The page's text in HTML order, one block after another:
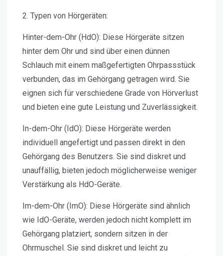
2. Typen von Hörgeräten:
Hinter-dem-Ohr (HdO): Diese Hörgeräte sitzen
hinter dem Ohr und sind über einen dünnen
Schlauch mit einem maßgefertigten Ohrpassstück
verbunden, das im Gehörgang getragen wird. Sie
eignen sich für verschiedene Grade von Hörverlust
und bieten eine gute Leistung und Zuverlässigkeit.
In-dem-Ohr (IdO): Diese Hörgeräte werden
individuell angefertigt und passen direkt in den
Gehörgang des Benutzers. Sie sind diskret und
unauffällig, bieten jedoch möglicherweise weniger
Verstärkung als HdO-Geräte.
Im-dem-Ohr (ImO): Diese Hörgeräte sind ähnlich
wie IdO-Geräte, werden jedoch nicht komplett im
Gehörgang platziert, sondern sitzen in der
Ohrmuschel. Sie sind diskret und leicht zu